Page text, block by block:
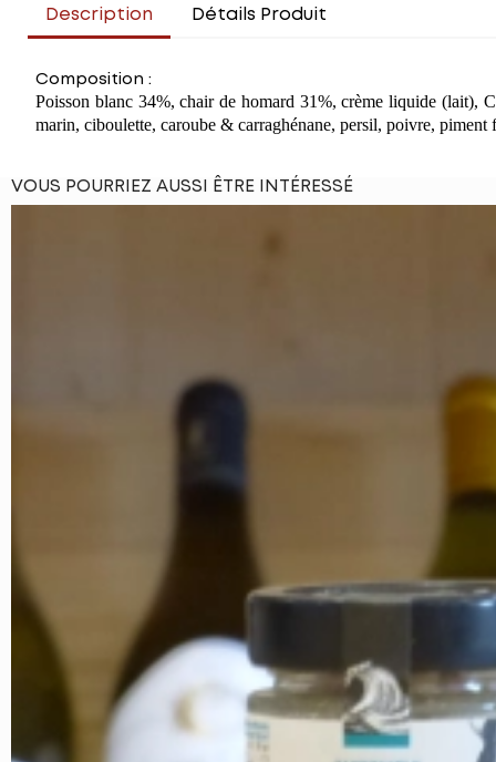
Description Détails Produit
Composition :
Poisson blanc 34%, chair de homard 31%, crème liquide (lait),
marin, ciboulette, caroube & carraghénane, persil, poivre, piment
VOUS POURRIEZ AUSSI ÊTRE INTÉRESSÉ